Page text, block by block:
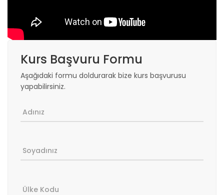
Kurs Başvuru Formu
Aşağıdaki formu doldurarak bize kurs başvurusu
yapabilirsiniz.
Adınız
Soyadınız
Ülke Kodu